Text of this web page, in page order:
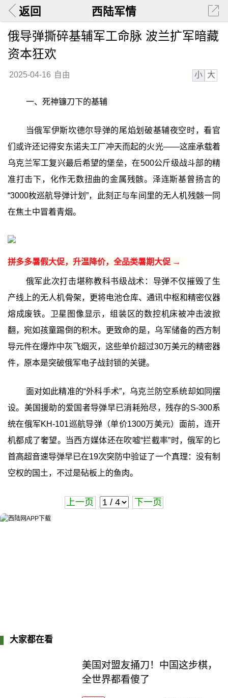
返回 西陆军情
俄导弹撕碎基辅军工命脉 波兰扩军暗藏
资本狂欢
2025-04-16 自由 小 大
一、死神镰刀下的基辅
当俄军伊斯坎德尔导弹的尾焰划破基辅夜空时，看官
们或许还记得安东诺夫工厂冲天而起的火光——这座承载着
乌克兰军工复兴最后希望的堡垒，在500公斤级战斗部的精
准打击下，化作无数扭曲的金属残骸。泽连斯基曾扬言的
“3000枚巡航导弹计划”，此刻正与车间里的无人机残骸一同
在焦土中冒着青烟。
拼多多暑假大促，升温降价，全品类暑期大促 →
俄军此次打击堪称教科书级战术：导弹不仅摧毁了生
产线上的无人机骨架，更将电池仓库、通讯中枢和精密仪器
熔成废铁。卫星图像显示，组装区的数控机床被冲击波掀
翻，宛如孩童踢倒的积木。更致命的是，乌军储备的西方制
导元件在爆炸中灰飞烟灭，这些单价超过30万美元的精密器
件，原本是突破俄军电子战封锁的关键。
面对如此精准的“外科手术”，乌克兰防空系统却如同摆
设。美国援助的爱国者导弹早已消耗殆尽，残存的S-300系
统在俄军KH-101巡航导弹（单价1300万美元）面前，连开
机都成了奢望。当西方媒体还在吹嘘“拦截率”时，俄军的匕
首高超音速导弹早已在19次突防中验证了一个真理：没有制
空权的国土，不过是砧板上的鱼肉。
上一页 下一页
大家都在看
美国对盟友捅刀！中国这步棋，
全世界都看傻了